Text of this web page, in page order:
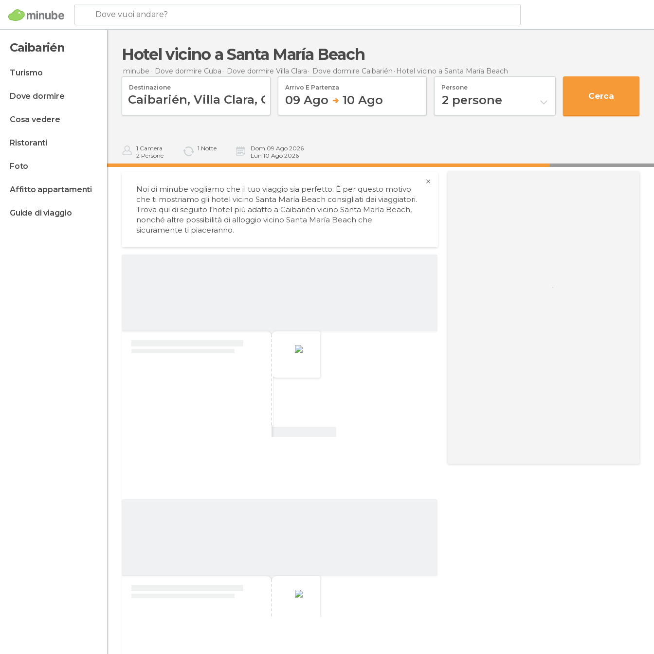
Dove vuoi andare?
Caibarién
turismo
dove dormire
cosa vedere
ristoranti
foto
affitto appartamenti
guide di viaggio
Hotel vicino a Santa María Beach
minube Dove dormire Cuba Dove dormire Villa Clara Dove dormire Caibarién Hotel vicino a Santa María Beach
Destinazione Arrivo E Partenza
09 Ago 10 Ago
Persone
2 persone Cerca
1 Camera
2 Persone
1 Notte
Dom 09 Ago 2026
Lun 10 Ago 2026
Noi di minube vogliamo che il tuo viaggio sia perfetto. È per questo motivo
che ti mostriamo gli hotel vicino Santa María Beach consigliati dai viaggiatori.
Trova qui di seguito l'hotel più adatto a Caibarién vicino Santa María Beach,
nonché altre possibilità di alloggio vicino Santa María Beach che
sicuramente ti piaceranno.